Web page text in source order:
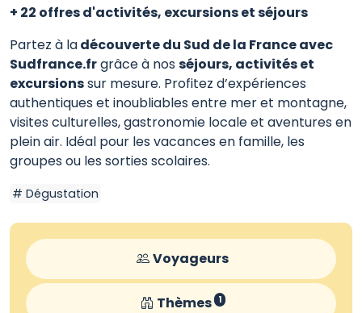
+ 22 offres d'activités, excursions et séjours
Partez à ladécouverte du Sud de la France avec
Sudfrance.frgrâce à nos séjours, activités et
excursionssur mesure. Profitez d’expériences
authentiques et inoubliables entre mer et montagne,
visites culturelles, gastronomie locale et aventures en
plein air. Idéal pour les vacances en famille, les
groupes ou les sorties scolaires.
Dégustation
Voyageurs
Thèmes 1